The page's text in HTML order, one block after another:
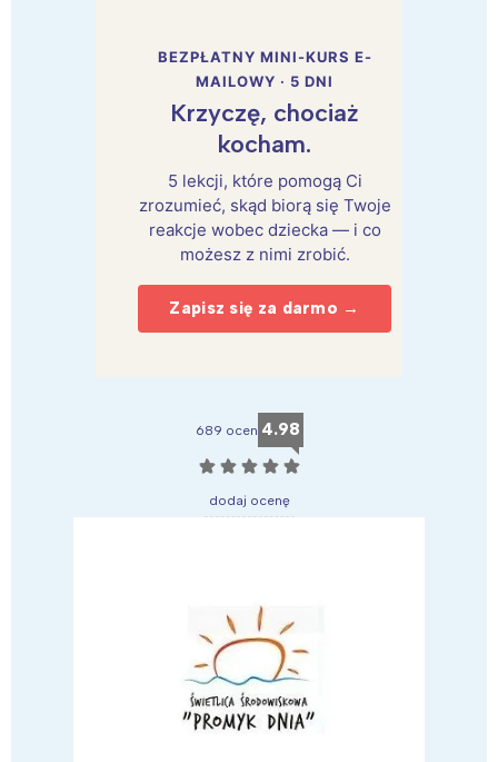
BEZPŁATNY MINI-KURS E-
MAILOWY · 5 DNI
Krzyczę, chociaż
kocham.
5 lekcji, które pomogą Ci
zrozumieć, skąd biorą się Twoje
reakcje wobec dziecka — i co
możesz z nimi zrobić.
Zapisz się za darmo →
689 ocen 4.98
☆ ☆ ☆ ☆ ☆
dodaj ocenę
Interesują mnie wydarzenia z
tego regionu: